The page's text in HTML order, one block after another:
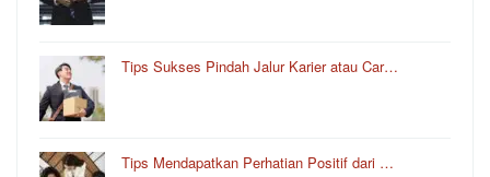
Tips Sukses Pindah Jalur Karier atau Car…
Tips Mendapatkan Perhatian Positif dari …